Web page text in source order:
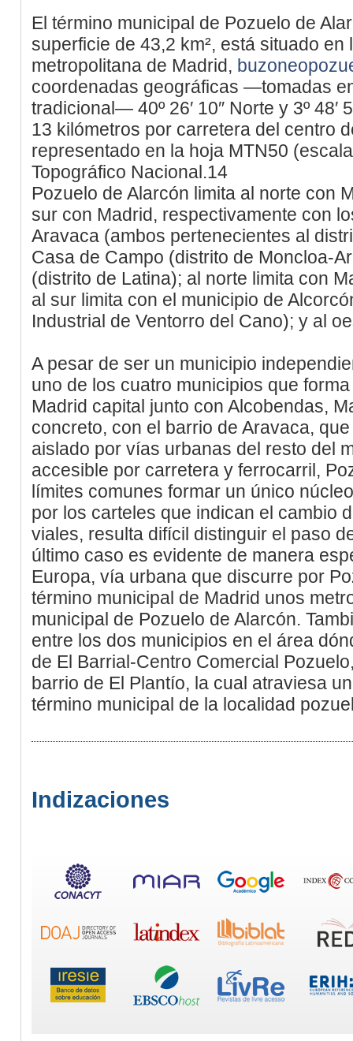
El término municipal de Pozuelo de
superficie de 43,2 km², está situado
metropolitana de Madrid,
coordenadas geográficas —tomadas
tradicional— 40º 26′ 10″ Norte y 3º 48′
13 kilómetros por carretera del centro
representado en la hoja MTN50
Topográfico Nacional.14​
Pozuelo de Alarcón limita al norte con
sur con Madrid, respectivamente con
Aravaca (ambos pertenecientes al
Casa de Campo (distrito de Moncloa-
(distrito de Latina); al norte limita con
al sur limita con el municipio de
Industrial de Ventorro del Cano); y al
A pesar de ser un municipio
uno de los cuatro municipios que
Madrid capital junto con Alcobendas,
concreto, con el barrio de Aravaca,
aislado por vías urbanas del resto del
accesible por carretera y ferrocarril,
límites comunes formar un único
por los carteles que indican el cambio
viales, resulta difícil distinguir el paso
último caso es evidente de manera
Europa, vía urbana que discurre por
término municipal de Madrid unos
municipal de Pozuelo de Alarcón.
entre los dos municipios en el área
de El Barrial-Centro Comercial
barrio de El Plantío, la cual atraviesa
término municipal de la localidad
Indizaciones